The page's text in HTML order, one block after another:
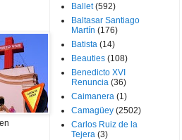
Ballet (592)
Baltasar Santiago
Martín (176)
Batista (14)
Beauties (108)
Benedicto XVI
Renuncia (36)
Caimanera (1)
Camagüey (2502)
Carlos Ruiz de la
Tejera (3)